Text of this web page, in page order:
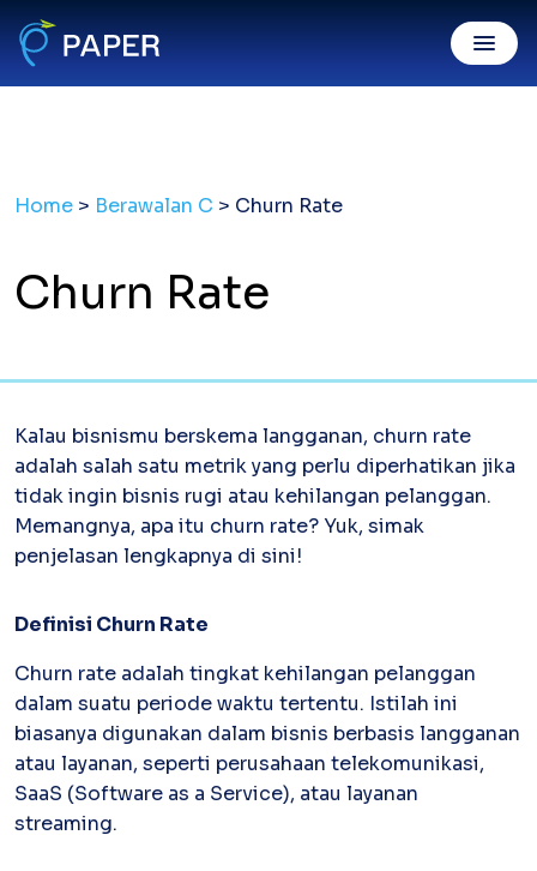
Invoice Penjualan
Kirim PO resmi gratis & mudah
PaperPay In
PaperPay Out
Bayar suplier dengan kartu kredit
Paper XB
Bayar luar negeri pakai kartu kredit
PAPERCARD
Paper Horizon Card
Kartu korporat expense terlengkap
Enterprise
Home > Berawalan C > Churn Rate
Churn Rate
Kalau bisnismu berskema langganan, churn rate
adalah salah satu metrik yang perlu diperhatikan jika
tidak ingin bisnis rugi atau kehilangan pelanggan.
Memangnya, apa itu churn rate? Yuk, simak
penjelasan lengkapnya di sini!
Definisi Churn Rate
Churn rate adalah tingkat kehilangan pelanggan
dalam suatu periode waktu tertentu. Istilah ini
biasanya digunakan dalam bisnis berbasis langganan
atau layanan, seperti perusahaan telekomunikasi,
SaaS (Software as a Service), atau layanan
streaming.